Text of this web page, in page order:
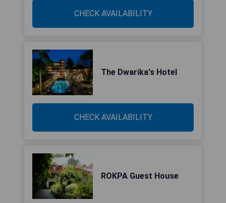
CHECK AVAILABILITY
The Dwarika's Hotel
CHECK AVAILABILITY
ROKPA Guest House